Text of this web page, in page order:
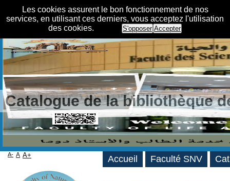
Les cookies assurent le bon fonctionnement de nos
services, en utilisant ces derniers, vous acceptez l'utilisation
des cookies.
S'opposer Accepter
Catalogue de la bibliothèque
Accueil Faculté SNV
A- A A+